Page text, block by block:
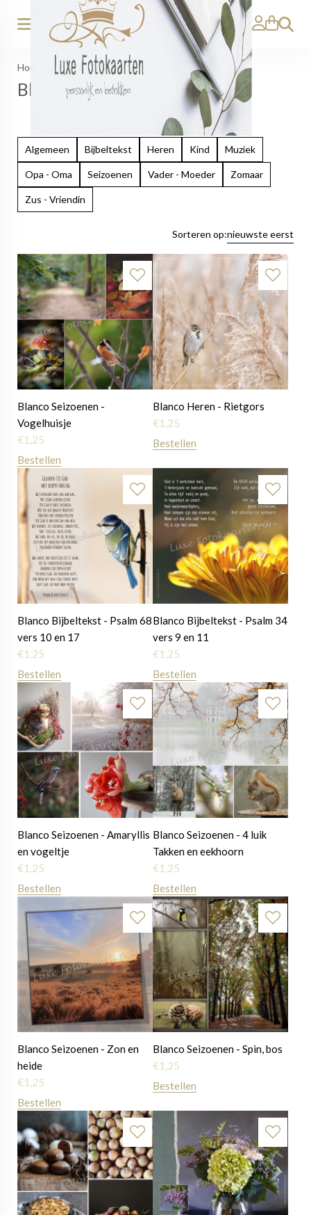
Zoeken
Home Blanco
Blanco
Algemeen Bijbeltekst Heren Kind Muziek
Opa - Oma Seizoenen Vader - Moeder Zomaar
Zus - Vriendin
Sorteren op:nieuwste eerst
Blanco Seizoenen -
Vogelhuisje
€1,25
Bestellen
Blanco Heren - Rietgors
€1,25
Bestellen
Blanco Bijbeltekst - Psalm 68
vers 10 en 17
€1,25
Bestellen
Blanco Bijbeltekst - Psalm 34
vers 9 en 11
€1,25
Bestellen
Blanco Seizoenen - Amaryllis
en vogeltje
€1,25
Bestellen
Blanco Seizoenen - 4 luik
Takken en eekhoorn
€1,25
Bestellen
Blanco Seizoenen - Zon en
heide
€1,25
Bestellen
Blanco Seizoenen - Spin, bos
€1,25
Bestellen